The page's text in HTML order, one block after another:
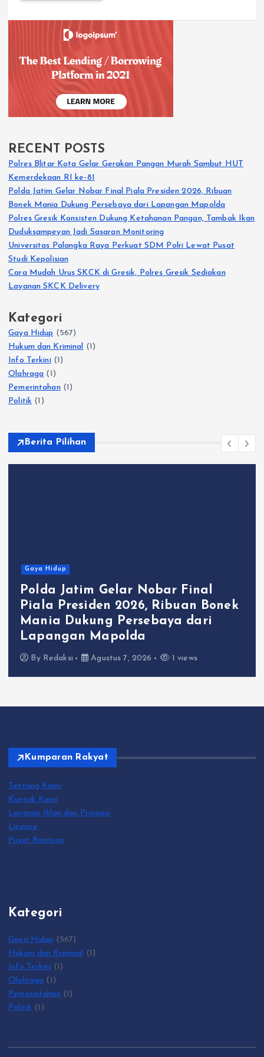
RECENT POSTS
Polres Blitar Kota Gelar Gerakan Pangan Murah Sambut HUT
Kemerdekaan RI ke-81
Polda Jatim Gelar Nobar Final Piala Presiden 2026, Ribuan
Bonek Mania Dukung Persebaya dari Lapangan Mapolda
Polres Gresik Konsisten Dukung Ketahanan Pangan, Tambak Ikan
Duduksampeyan Jadi Sasaran Monitoring
Universitas Palangka Raya Perkuat SDM Polri Lewat Pusat
Studi Kepolisian
Cara Mudah Urus SKCK di Gresik, Polres Gresik Sediakan
Layanan SKCK Delivery
Kategori
Gaya Hidup (567)
Hukum dan Kriminal (1)
Info Terkini(1)
Olahraga (1)
Pemerintahan(1)
Politik (1)
Berita Pilihan
Gaya Hidup
Polda Jatim Gelar Nobar Final
Piala Presiden 2026, Ribuan Bonek
Mania Dukung Persebaya dari
Lapangan Mapolda
By Redaksi Agustus 7, 2026 1 views
Kumparan Rakyat
Tentang Kami
Kontak Kami
Layanan Iklan dan Promosi
Licence
Pusat Bantuan
Kategori
Gaya Hidup (567)
Hukum dan Kriminal
(1)
Info Terkini (1)
Olahraga (1)
Pemerintahan (1)
Politik (1)